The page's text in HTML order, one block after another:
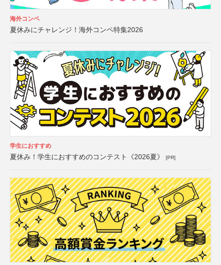
海外コンペ
夏休みにチャレンジ！海外コンペ特集2026
学生におすすめ
夏休み！学生におすすめのコンテスト《2026夏》 [PR]